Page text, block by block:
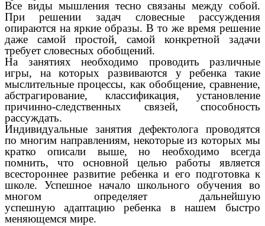
Все виды мышления тесно связаны между собой.
При решении задач словесные рассуждения
опираются на яркие образы. В то же время решение
даже самой простой, самой конкретной задачи
требует словесных обобщений.
На занятиях необходимо проводить различные
игры, на которых развиваются у ребенка такие
мыслительные процессы, как обобщение, сравнение,
абстрагирование, классификация, установление
причинно-следственных связей, способность
рассуждать.
Индивидуальные занятия дефектолога проводятся
по многим направлениям, некоторые из которых мы
кратко описали выше, но необходимо всегда
помнить, что основной целью работы является
всестороннее развитие ребенка и его подготовка к
школе. Успешное начало школьного обучения во
многом определяет дальнейшую
успешную
адаптацию ребенка в нашем быстро
меняющемся мире.